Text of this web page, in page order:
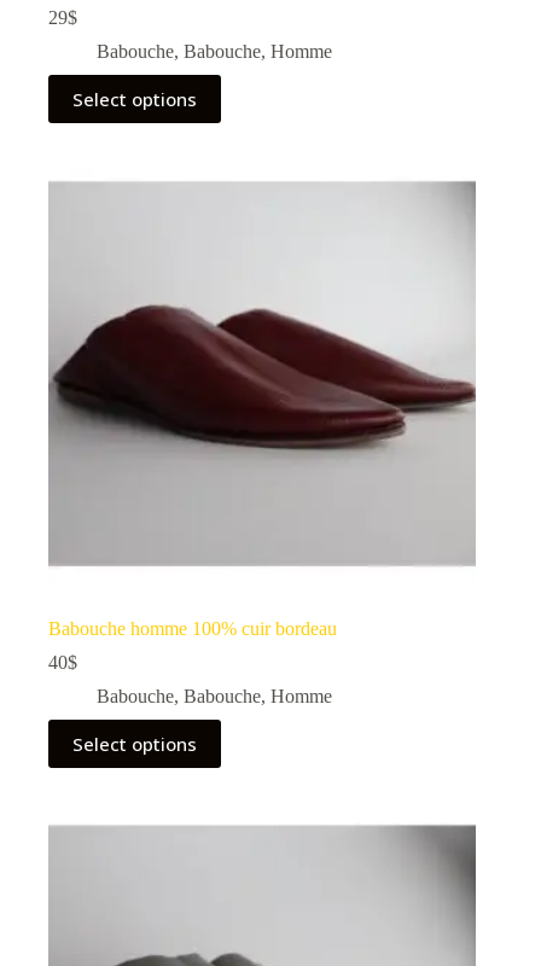
29$
Babouche, Babouche, Homme
Select options
Babouche homme 100% cuir bordeau
40$
Babouche, Babouche, Homme
Select options